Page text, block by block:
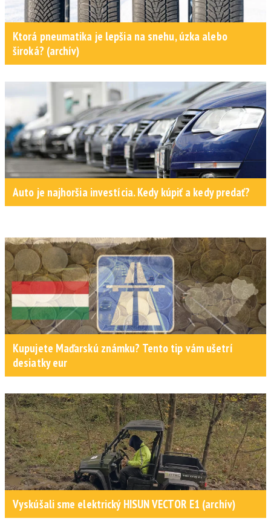
Ktorá pneumatika je lepšia na snehu, úzka alebo
široká? (archív)
Auto je najhoršia investícia. Kedy kúpiť a kedy predať?
Kupujete Maďarskú známku? Tento tip vám ušetrí
desiatky eur
Vyskúšali sme elektrický HISUN VECTOR E1 (archív)